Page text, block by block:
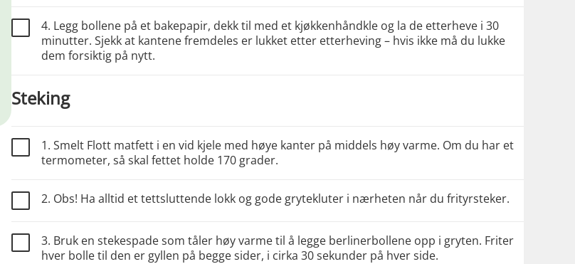
4. Legg bollene på et bakepapir, dekk til med et kjøkkenhåndkle og la de etterheve i 30
minutter. Sjekk at kantene fremdeles er lukket etter etterheving – hvis ikke må du lukke
dem forsiktig på nytt.
Steking
1. Smelt Flott matfett i en vid kjele med høye kanter på middels høy varme. Om du har et
termometer, så skal fettet holde 170 grader.
2. Obs! Ha alltid et tettsluttende lokk og gode grytekluter i nærheten når du frityrsteker.
3. Bruk en stekespade som tåler høy varme til å legge berlinerbollene opp i gryten. Friter
hver bolle til den er gyllen på begge sider, i cirka 30 sekunder på hver side.